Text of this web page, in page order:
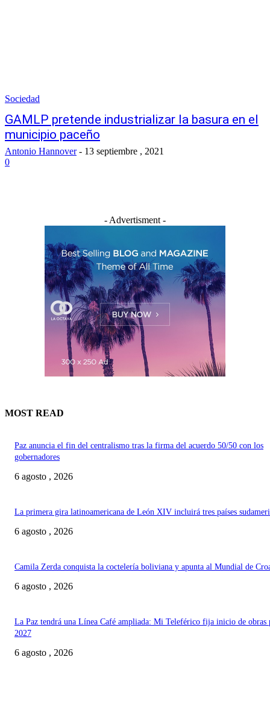
Sociedad
GAMLP pretende industrializar la basura en el
municipio paceño
Antonio Hannover - 13 septiembre , 2021
0
- Advertisment -
MOST READ
Paz anuncia el fin del centralismo tras la firma del acuerdo 50/50 con los
gobernadores
6 agosto , 2026
La primera gira latinoamericana de León XIV incluirá tres países
6 agosto , 2026
Camila Zerda conquista la coctelería boliviana y apunta al Mundial de
6 agosto , 2026
La Paz tendrá una Línea Café ampliada: Mi Teleférico fija inicio de obras
2027
6 agosto , 2026